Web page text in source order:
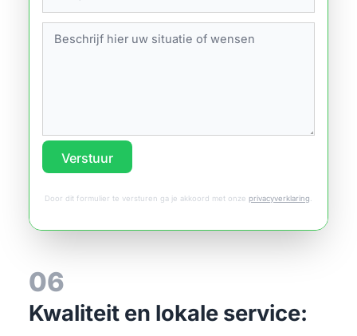
Verstuur
Door dit formulier te versturen ga je akkoord met onze privacyverklaring
06
Kwaliteit en lokale service: